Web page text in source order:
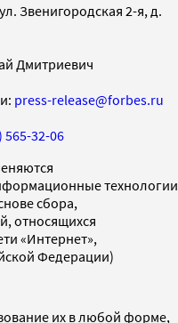
Звенигородская 2-я, д.
Дмитриевич
press-release@forbes.ru
565-32-06
технологии
сбора,
относящихся
«Интернет»,
Федерации)
их в любой форме,